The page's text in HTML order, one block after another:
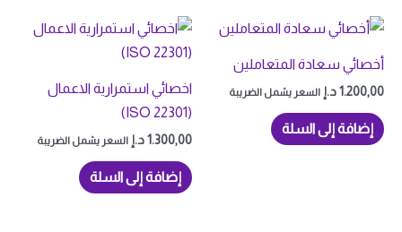
أخصائي سعادة المتعاملين
1.200,00د.إ السعر يشمل الضريبة
إضافة إلى السلة
اخصائي استمرارية الاعمال
(ISO 22301)
1.300,00د.إ السعر يشمل الضريبة
إضافة إلى السلة